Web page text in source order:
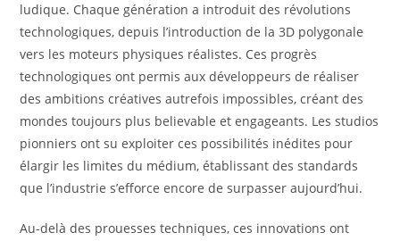
ludique. Chaque génération a introduit des révolutions
technologiques, depuis l’introduction de la 3D polygonale
vers les moteurs physiques réalistes. Ces progrès
technologiques ont permis aux développeurs de réaliser
des ambitions créatives autrefois impossibles, créant des
mondes toujours plus believable et engageants. Les studios
pionniers ont su exploiter ces possibilités inédites pour
élargir les limites du médium, établissant des standards
que l’industrie s’efforce encore de surpasser aujourd’hui.
Au-delà des prouesses techniques, ces innovations ont